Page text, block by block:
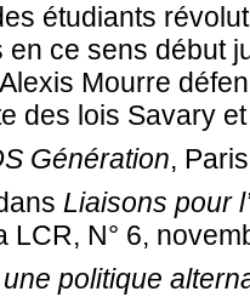
étudiants
ce sens début
Mourre
des lois Savary
Génération,
Liaisons pour
LCR, N° 6,
politique